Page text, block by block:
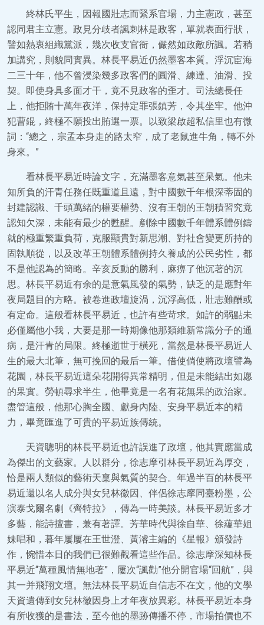
終林氏平生，因報國壯志而緊系官場，力主憲政，甚至
認同君主立憲。政見分歧者諷刺林是政客，單就表面行狀，
譬如熱衷組織黨派，幾次收支官衙，儼然如政敵所諷。若稍
加講究，則貌同實異。林長平易近仍然墨客本質。浮沉宦海
二三十年，他不曾浸染幾多政客們的圓滑、練達、油滑、投
契。即使身具多面才干，竟不見政客的歪才。司法總長任
上，他拒賄十萬年夜洋，保持定罪張鎮芳，令其坐牢。他沖
犯曹錕，終極不願投出賄選一票。以致梁啟超私信里也有微
詞：“總之，宗孟本身走的路太窄，成了老鼠進牛角，轉不外
身來。”
看林長平易近時論文字，充滿墨客意氣甚至呆氣。他未
知所負的汗青任務任既重道且遠，對中國數千年根深蒂固的
封建認識、千頭萬緒的權要權勢、沒有王朝的王朝積習究竟
認知欠深，未能有最少的甦醒。剷除中國數千年體系體例鑄
就的極重繁重負荷，克服顯貴對新思潮、對社會變更所持的
固執順從，以及改革王朝體系體例持久養成的公民劣性，都
不是他認為的簡略。辛亥反動的勝利，麻痹了他沉著的沉
思。林長平易近有余的是意氣風發的氣勢，缺乏的是應對年
夜局題目的方略。被卷進政壇旋渦，沉浮高低，壯志難酬或
有定命。這般看林長平易近，也許有些苛求。如許的弱點未
必僅屬他小我，大要是那一時期像他那類維新常識分子的通
病，是汗青的局限。終極逝世于橫死，當然是林長平易近人
生的最大北筆，無可挽回的最后一筆。借使倘使將政壇譬為
花園，林長平易近這朵花開得異常精明，但是未能結出如愿
的果實。勞頓尋求半生，他畢竟是一名有花無果的政治家。
盡管這般，他那心胸全國、獻身內陸、安身平易近本的精
力，畢竟匯進了可貴的平易近族傳統。
天資聰明的林長平易近也許誤進了政壇，他其實應當成
為傑出的文藝家。人以群分，徐志摩引林長平易近為厚交，
恰是兩人類似的藝術天稟與氣質的契合。年過半百的林長平
易近還以名人成分與女兒林徽因、伴侶徐志摩同臺粉墨，公
演泰戈爾名劇《齊特拉》，傳為一時美談。林長平易近多才
多藝，能詩擅書，兼有著譯。芳華時代與徐自華、徐蘊華姐
妹唱和，暮年屢屢在王世澄、黃濬主編的《星報》頒發詩
作，惋惜本日的我們已很難觀看這些作品。徐志摩深知林長
平易近“萬種風情無地著”，屢次“諷勸”他分開官場“回航”，與
其一并飛翔文壇。無法林長平易近自信志不在文，他的文學
天資遺傳到女兒林徽因身上才年夜放異彩。林長平易近本身
有所收獲的是書法，至今他的墨跡傳播不停，市場拍價也不